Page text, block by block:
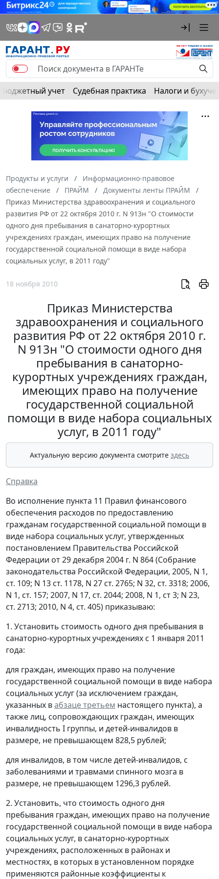
Бюджетный учет Судебная практика Налоги и
Продукты и услуги
Информационно-правовое
обеспечение
ПРАЙМ
Документы ленты ПРАЙМ
Приказ Министерства здравоохранения и социального
развития РФ от 22 октября 2010 г. N 913н "О стоимости
одного дня пребывания в санаторно-курортных
учреждениях граждан, имеющих право на получение
государственной социальной помощи в виде набора
социальных услуг, в 2011 году"
18 ноября 2010
Приказ Министерства
здравоохранения и социального
развития РФ от 22 октября 2010 г.
N 913н "О стоимости одного дня
пребывания в санаторно-
курортных учреждениях граждан,
имеющих право на получение
государственной социальной
помощи в виде набора социальных
услуг, в 2011 году"
Актуальную версию документа смотрите здесь
Справка
Во исполнение пункта 11 Правил финансового
обеспечения расходов по предоставлению
гражданам государственной социальной помощи в
виде набора социальных услуг, утвержденных
постановлением Правительства Российской
Федерации от 29 декабря 2004 г. N 864 (Собрание
законодательства Российской Федерации, 2005, N 1,
ст. 109; N 13 ст. 1178, N 27 ст. 2765; N 32, ст. 3318; 2006,
N 1, ст. 157; 2007, N 17, ст. 2044; 2008, N 1, ст 3; N 23,
ст. 2713; 2010, N 4, ст. 405) приказываю:
1. Установить стоимость одного дня пребывания в
санаторно-курортных учреждениях с 1 января 2011
года:
для граждан, имеющих право на получение
государственной социальной помощи в виде набора
социальных услуг (за исключением граждан,
указанных вабзаце третьем настоящего пункта), а
также лиц, сопровождающих граждан, имеющих
инвалидность I группы, и детей-инвалидов в
размере, не превышающем 828,5 рублей;
для инвалидов, в том числе детей-инвалидов, с
заболеваниями и травмами спинного мозга в
размере, не превышающем 1296,3 рублей.
2. Установить, что стоимость одного дня
пребывания граждан, имеющих право на получение
государственной социальной помощи в виде набора
социальных услуг, в санаторно-курортных
учреждениях, расположенных в районах и
местностях, в которых в установленном порядке
применяются районные коэффициенты к